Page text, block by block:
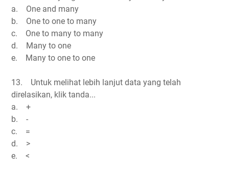
a. One and many
b. One to one to many
c. One to many to many
d. Many to one
e. Many to one to one
13. Untuk melihat lebih lanjut data yang telah
direlasikan, klik tanda...
a. +
b. -
c. =
d. >
e. <